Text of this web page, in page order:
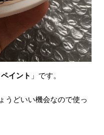
イント 」です。
うどいい機会なので使っ